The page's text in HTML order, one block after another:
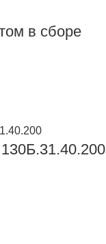
в сборе